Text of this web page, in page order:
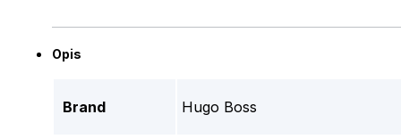
Opis
Brand Hugo Boss